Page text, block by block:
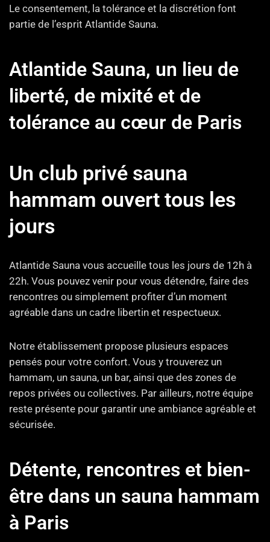
Le consentement, la tolérance et la discrétion font
partie de l’esprit Atlantide Sauna.
Atlantide Sauna, un lieu de
liberté, de mixité et de
tolérance au cœur de Paris
Un club privé sauna
hammam ouvert tous les
jours
Atlantide Sauna vous accueille tous les jours de 12h à
22h. Vous pouvez venir pour vous détendre, faire des
rencontres ou simplement profiter d’un moment
agréable dans un cadre libertin et respectueux.
Notre établissement propose plusieurs espaces
pensés pour votre confort. Vous y trouverez un
hammam, un sauna, un bar, ainsi que des zones de
repos privées ou collectives. Par ailleurs, notre équipe
reste présente pour garantir une ambiance agréable et
sécurisée.
Détente, rencontres et bien-
être dans un sauna hammam
à Paris